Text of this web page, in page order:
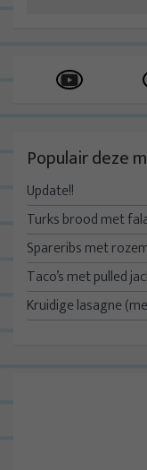
Populair deze
Update!!
Turks brood met
Spareribs met
Taco’s met pulled
Kruidige lasagne